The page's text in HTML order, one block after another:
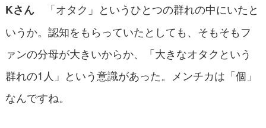
Kさん「オタク」というひとつの群れの中にいたと
いうか。認知をもらっていたとしても、そもそもフ
ァンの分母が大きいからか、「大きなオタクという
群れの1人」という意識があった。メンチカは「個」
なんですね。